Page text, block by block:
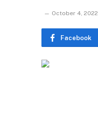
October 4, 2022
Facebook